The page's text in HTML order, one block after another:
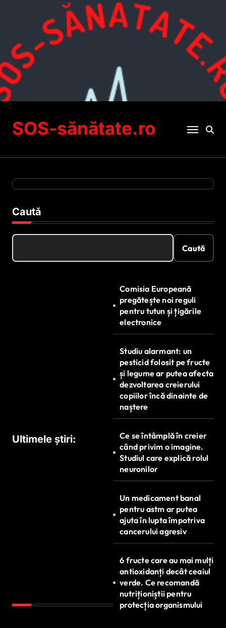
SOS-sănătate.ro
Caută
Caută
Ultimele știri:
Comisia Europeană
pregătește noi reguli
pentru tutun și țigările
electronice
Studiu alarmant: un
pesticid folosit pe fructe
și legume ar putea afecta
dezvoltarea creierului
copiilor încă dinainte de
naștere
Ce se întâmplă în creier
când privim o imagine.
Studiul care explică rolul
neuronilor
Un medicament banal
pentru astm ar putea
ajuta în lupta împotriva
cancerului agresiv
6 fructe care au mai mulți
antioxidanți decât ceaiul
verde. Ce recomandă
nutriționiștii pentru
protecția organismului